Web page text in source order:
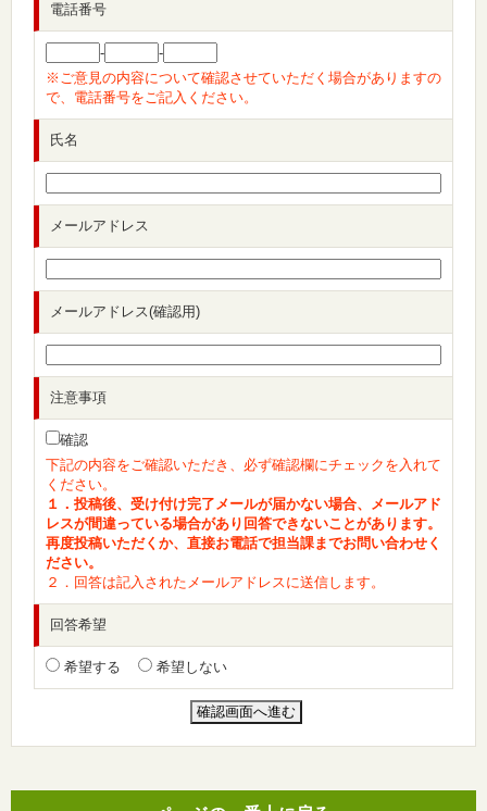
電話番号
-
-
※ご意見の内容について確認させていただく場合がありますの
で、電話番号をご記入ください。
氏名
メールアドレス
メールアドレス(確認用)
注意事項
確認
下記の内容をご確認いただき、必ず確認欄にチェックを入れて
ください。
１．投稿後、受け付け完了メールが届かない場合、メールアド
レスが間違っている場合があり回答できないことがあります。
再度投稿いただくか、直接お電話で担当課までお問い合わせく
ださい。
２．回答は記入されたメールアドレスに送信します。
回答希望
希望する 希望しない